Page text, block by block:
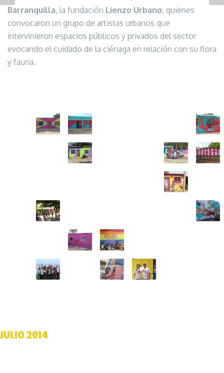
Barranquilla, la fundación Lienzo Urbano, quienes
convocaron un grupo de artistas urbanos que
intervinieron espacios públicos y privados del sector
evocando el cuidado de la ciénaga en relación con su flora
y fauna.
JULIO 2014